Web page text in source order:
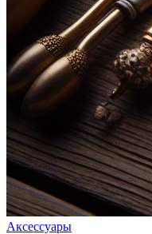
Опубликовано
Аксессуары